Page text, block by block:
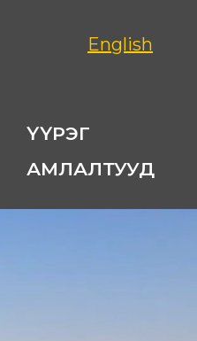
English
ҮҮРЭГ
АМЛАЛТУУД